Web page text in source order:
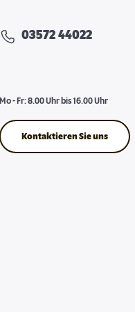
03572 44022
Mo - Fr: 8.00 Uhr bis 16.00 Uhr
Kontaktieren Sie uns